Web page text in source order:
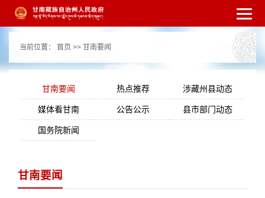
网站无障
碍 打开适老化模式 登录
当前位置： 首页 >> 甘南要闻
甘南要闻 热点推荐 涉藏州县动态
媒体看甘南 公告公示 县市部门动态
国务院新闻
甘南要闻